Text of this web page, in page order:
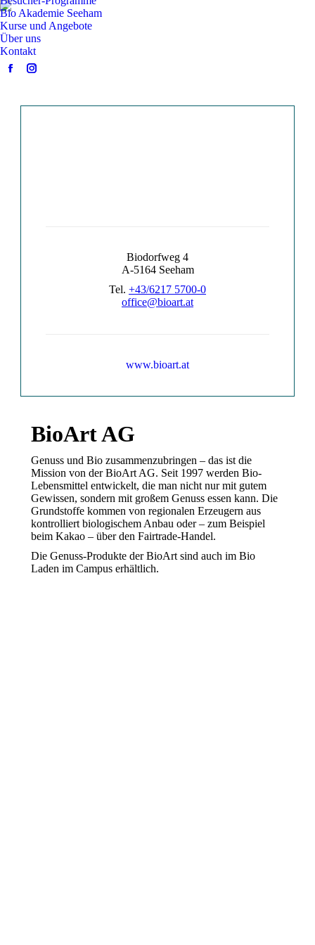
Bio Akademie Seeham
Kurse und Angebote
Über uns
Kontakt
Facebook
opens
Instagram
opens
Biodorfweg 4
A-5164 Seeham
Tel. +43/6217 5700-0
office@bioart.at
www.bioart.at
BioArt AG
Genuss und Bio zusammenzubringen – das ist die
Mission von der BioArt AG. Seit 1997 werden Bio-
Lebensmittel entwickelt, die man nicht nur mit gutem
Gewissen, sondern mit großem Genuss essen kann. Die
Grundstoffe kommen von regionalen Erzeugern aus
kontrolliert biologischem Anbau oder – zum Beispiel
beim Kakao – über den Fairtrade-Handel.
Die Genuss-Produkte der BioArt sind auch im Bio
Laden im Campus erhältlich.